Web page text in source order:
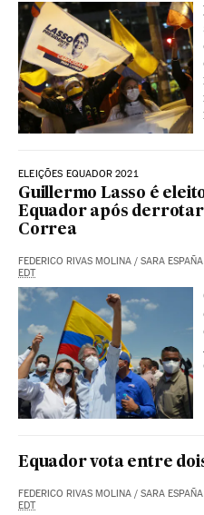
ELEIÇÕES EQUADOR 2021
Guillermo Lasso é
Equador após
Correa
FEDERICO RIVAS MOLINA / SARA ESPAÑA
EDT
Equador vota entre
FEDERICO RIVAS MOLINA / SARA ESPAÑA
EDT